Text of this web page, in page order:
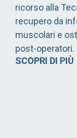
ricorso alla
recupero da
muscolari e
post-operatori.
SCOPRI DI PIÙ